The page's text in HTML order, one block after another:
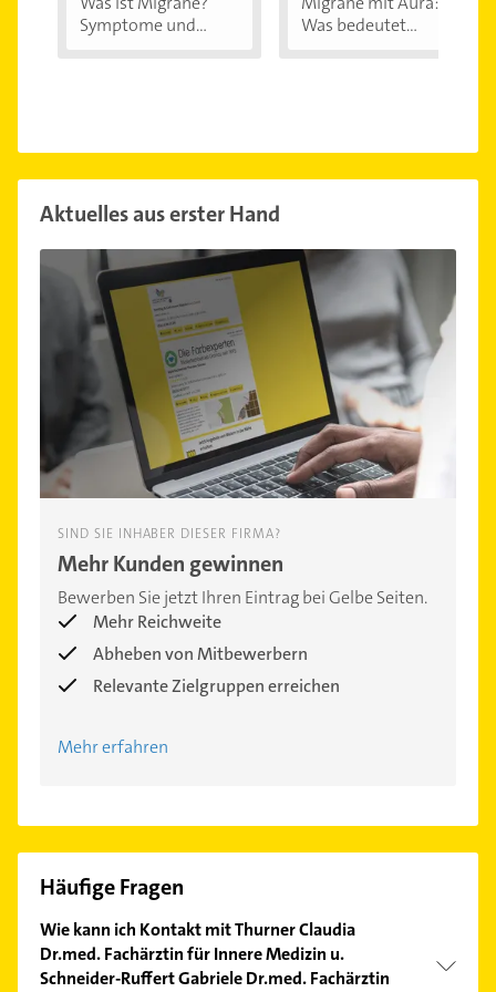
Symptome und...
Was bedeutet...
Aktuelles aus erster Hand
SIND SIE INHABER DIESER FIRMA?
Mehr Kunden gewinnen
Bewerben Sie jetzt Ihren Eintrag bei Gelbe Seiten.
Mehr Reichweite
Abheben von Mitbewerbern
Relevante Zielgruppen erreichen
Mehr erfahren
Häufige Fragen
Wie kann ich Kontakt mit Thurner Claudia
Dr.med. Fachärztin für Innere Medizin u.
Schneider-Ruffert Gabriele Dr.med. Fachärztin